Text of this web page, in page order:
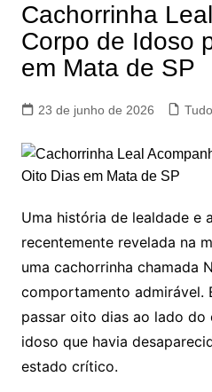
Cachorrinha
Corpo de Idoso
em Mata de SP
23 de junho de 2026
Uma história de lealdade e
recentemente revelada na
uma cachorrinha chamada
comportamento admirável.
passar oito dias ao lado do
idoso que havia
estado crítico.